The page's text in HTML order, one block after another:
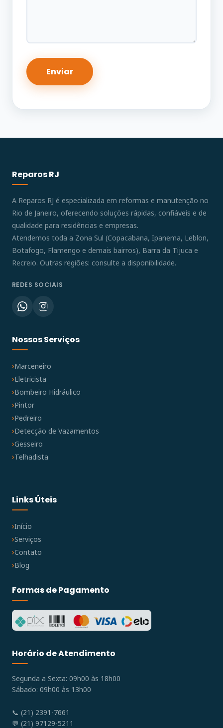
Reparos RJ
A Reparos RJ é especializada em reformas e manutenção no
Rio de Janeiro, oferecendo soluções rápidas, confiáveis e de
qualidade para residências e empresas.
Atendemos toda a Zona Sul (Copacabana, Ipanema, Leblon,
Botafogo, Flamengo e demais bairros), Barra da Tijuca e
Recreio. Outras regiões: consulte a disponibilidade.
REDES SOCIAIS
Nossos Serviços
Marceneiro
Eletricista
Bombeiro Hidráulico
Pintor
Pedreiro
Detecção de Vazamentos
Gesseiro
Telhadista
Links Úteis
Início
Serviços
Contato
Blog
Formas de Pagamento
Horário de Atendimento
Segunda a Sexta: 09h00 às 18h00
Sábado: 09h00 às 13h00
📞 (21) 2391-7661
💬 (21) 97129-5211